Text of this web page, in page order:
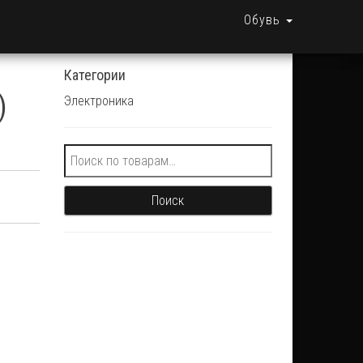
Обувь
Категории
Электроника
Искать:
Поиск